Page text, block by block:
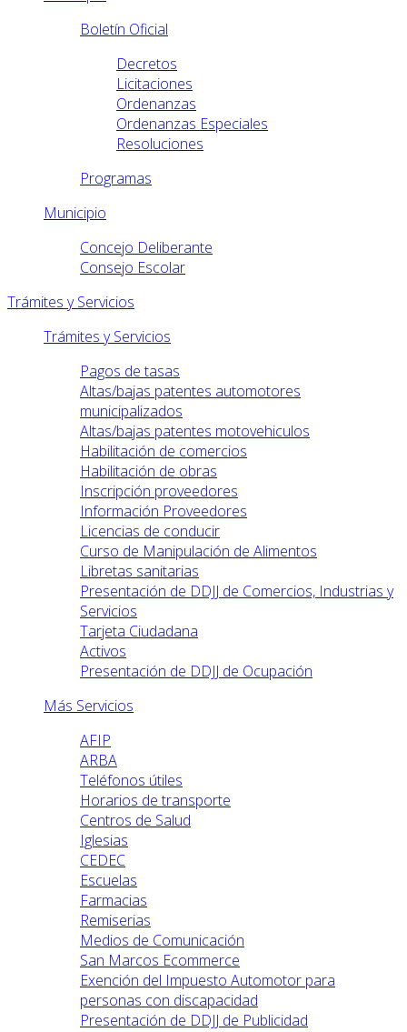
Boletín Oficial
Decretos
Licitaciones
Ordenanzas
Ordenanzas Especiales
Resoluciones
Programas
Municipio
Concejo Deliberante
Consejo Escolar
Trámites y Servicios
Trámites y Servicios
Pagos de tasas
Altas/bajas patentes automotores
municipalizados
Altas/bajas patentes motovehiculos
Habilitación de comercios
Habilitación de obras
Inscripción proveedores
Información Proveedores
Licencias de conducir
Curso de Manipulación de Alimentos
Libretas sanitarias
Presentación de DDJJ de Comercios, Industrias y
Servicios
Tarjeta Ciudadana
Activos
Presentación de DDJJ de Ocupación
Más Servicios
AFIP
ARBA
Teléfonos útiles
Horarios de transporte
Centros de Salud
Iglesias
CEDEC
Escuelas
Farmacias
Remiserias
Medios de Comunicación
San Marcos Ecommerce
Exención del Impuesto Automotor para
personas con discapacidad
Presentación de DDJJ de Publicidad